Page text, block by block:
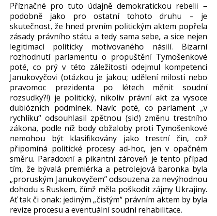
Příznačné pro tuto údajně demokratickou rebelii –
podobně jako pro ostatní tohoto druhu – je
skutečnost, že hned prvním politickým aktem popřela
zásady právního státu a tedy sama sebe, a sice nejen
legitimací politicky motivovaného násilí. Bizarní
rozhodnutí parlamentu o propuštění Tymošenkové
poté, co prý v této záležitosti odejmul kompetenci
Janukovyčovi (otázkou je jakou; udělení milosti nebo
pravomoc prezidenta po létech měnit soudní
rozsudky?!) je politický, nikoliv právní akt za vysoce
dubiózních podmínek. Navíc poté, co parlament „v
rychlíku“ odsouhlasil zpětnou (sic!) změnu trestního
zákona, podle níž body obžaloby proti Tymošenkové
nemohou být klasifikovány jako trestní čin, což
připomíná politické procesy ad-hoc, jen v opačném
směru. Paradoxní a pikantní zároveň je tento případ
tím, že bývalá premiérka a petrolejová baronka byla
„proruským Janukovyčem“ odsouzena za nevýhodnou
dohodu s Ruskem, čímž měla poškodit zájmy Ukrajiny.
Ať tak či onak: jediným „čistým“ právním aktem by byla
revize procesu a eventuální soudní rehabilitace.